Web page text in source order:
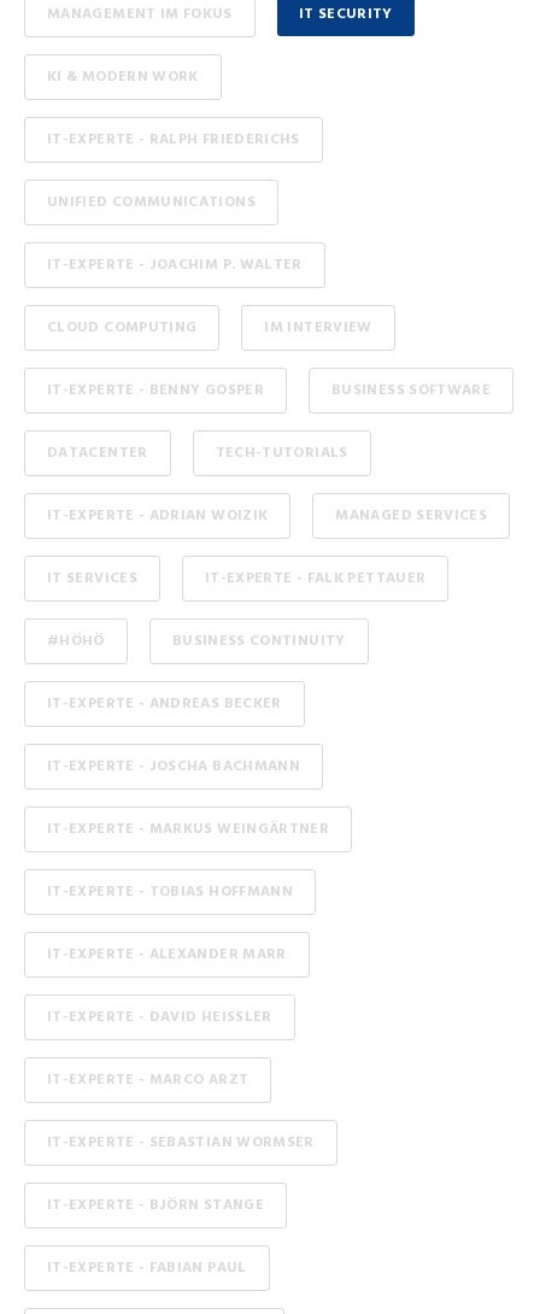
MANAGEMENT IM FOKUS IT SECURITY
KI & MODERN WORK
IT-EXPERTE - RALPH FRIEDERICHS
UNIFIED COMMUNICATIONS
IT-EXPERTE - JOACHIM P. WALTER
CLOUD COMPUTING IM INTERVIEW
IT-EXPERTE - BENNY GOSPER BUSINESS SOFTWARE
DATACENTER TECH-TUTORIALS
IT-EXPERTE - ADRIAN WOIZIK MANAGED SERVICES
IT SERVICES IT-EXPERTE - FALK PETTAUER
#HÖHÖ BUSINESS CONTINUITY
IT-EXPERTE - ANDREAS BECKER
IT-EXPERTE - JOSCHA BACHMANN
IT-EXPERTE - MARKUS WEINGÄRTNER
IT-EXPERTE - TOBIAS HOFFMANN
IT-EXPERTE - ALEXANDER MARR
IT-EXPERTE - DAVID HEISSLER
IT-EXPERTE - MARCO ARZT
IT-EXPERTE - SEBASTIAN WORMSER
IT-EXPERTE - BJÖRN STANGE
IT-EXPERTE - FABIAN PAUL